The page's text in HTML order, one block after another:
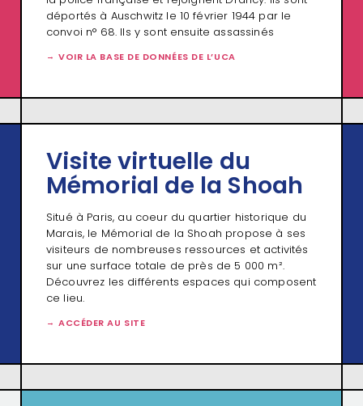
déportés à Auschwitz le 10 février 1944 par le
convoi n° 68. Ils y sont ensuite assassinés
VOIR LA BASE DE DONNÉES DE L’UCA
Visite virtuelle du
Mémorial de la Shoah
Situé à Paris, au coeur du quartier historique du
Marais, le Mémorial de la Shoah propose à ses
visiteurs de nombreuses ressources et activités
sur une surface totale de près de 5 000 m².
Découvrez les différents espaces qui composent
ce lieu.
ACCÉDER AU SITE